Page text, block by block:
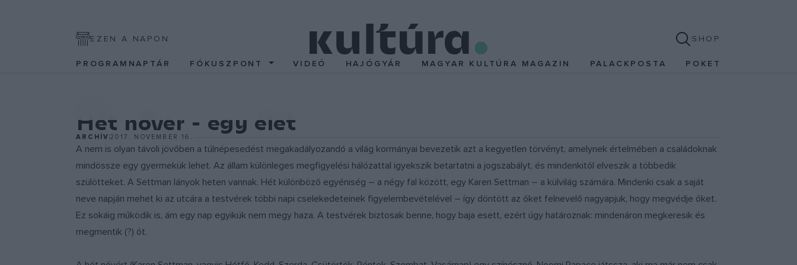
EZEN A NAPON SHOP
PROGRAMNAPTÁR FÓKUSZPONT VIDEÓ HAJÓGYÁR MAGYAR KULTÚRA MAGAZIN PALACKPOSTA POKET
Hét nővér - egy élet
ARCHÍV2017. NOVEMBER 16.
A nem is olyan távoli jövőben a túlnépesedést megakadályozandó a világ kormányai bevezetik azt a kegyetlen törvényt, amelynek értelmében a családoknak
mindössze egy gyermekük lehet. Az állam különleges megfigyelési hálózattal igyekszik betartatni a jogszabályt, és mindenkitől elveszik a többedik
szülötteket. A Settman lányok heten vannak. Hét különböző egyéniség – a négy fal között, egy Karen Settman – a külvilág számára. Mindenki csak a saját
neve napján mehet ki az utcára a testvérek többi napi cselekedeteinek figyelembevételével – így döntött az őket felnevelő nagyapjuk, hogy megvédje őket.
Ez sokáig működik is, ám egy nap egyikük nem megy haza. A testvérek biztosak benne, hogy baja esett, ezért úgy határoznak: mindenáron megkeresik és
megmentik (?) őt.